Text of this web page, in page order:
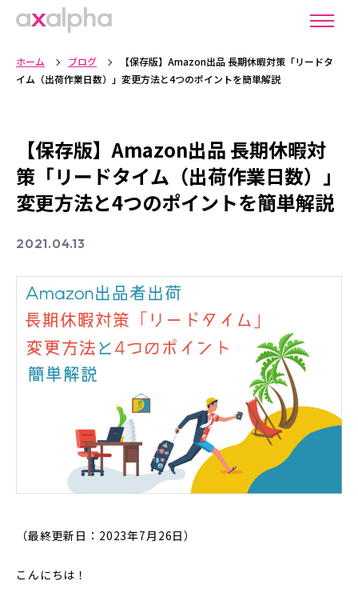
ホーム ブログ
【保存版】Amazon出品 長期休暇対策「リードタ
イム（出荷作業日数）」変更方法と4つのポイントを簡単解説
【保存版】Amazon出品 長期休暇対
策「リードタイム（出荷作業日数）」
変更方法と4つのポイントを簡単解説
2021.04.13
（最終更新日：2023年7月26日）
こんにちは！